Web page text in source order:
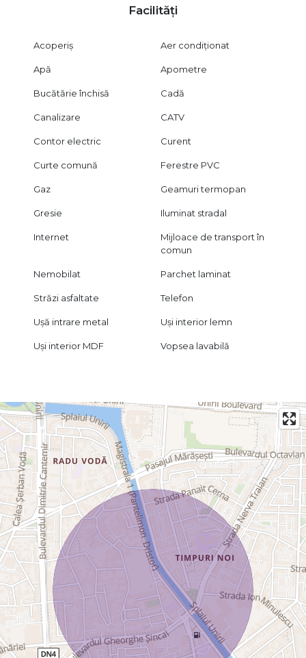
Facilități
Acoperiș Aer condiționat
Apă Apometre
Bucătărie închisă Cadă
Canalizare CATV
Contor electric Curent
Curte comună Ferestre PVC
Gaz Geamuri termopan
Gresie Iluminat stradal
Internet
Mijloace de transport în
comun
Nemobilat Parchet laminat
Străzi asfaltate Telefon
Ușă intrare metal Uși interior lemn
Uși interior MDF Vopsea lavabilă